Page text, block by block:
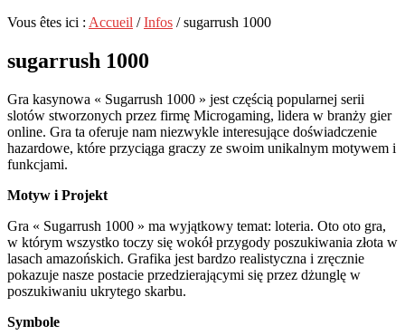
Vous êtes ici : Accueil / Infos /sugarrush 1000
sugarrush 1000
Gra kasynowa « Sugarrush 1000 » jest częścią popularnej serii
slotów stworzonych przez firmę Microgaming, lidera w branży gier
online. Gra ta oferuje nam niezwykle interesujące doświadczenie
hazardowe, które przyciąga graczy ze swoim unikalnym motywem i
funkcjami.
Motyw i Projekt
Gra « Sugarrush 1000 » ma wyjątkowy temat: loteria. Oto oto gra,
w którym wszystko toczy się wokół przygody poszukiwania złota w
lasach amazońskich. Grafika jest bardzo realistyczna i zręcznie
pokazuje nasze postacie przedzierającymi się przez dżunglę w
poszukiwaniu ukrytego skarbu.
Symbole